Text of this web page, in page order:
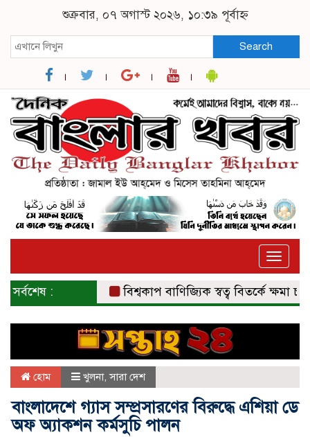
শুক্রবার, ০৭ অগাস্ট ২০২৬, ১০:৩৯ পূর্বাহ্ন
Search
Toggle
সর্বশেষ : বিশ্বকাপ বাণিজ্যিক স্বত্ব বিতর্কে ক্ষমা চাইল
হোম খুলনা,সারা দেশ
বাংলাদেশে গ্যাস সম্প্রসারণের বিরুদ্ধে এশিয়া ডে
অফ অ্যাকশন কর্মসুচি পালন